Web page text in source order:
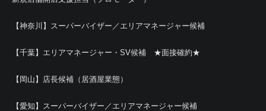
【神奈川】スーパーバイザー／エリアマネージャー候補
【千葉】エリアマネージャー・SV候補 ★面接確約★
【岡山】店長候補（居酒屋業態）
【愛知】スーパーバイザー／エリアマネージャー候補